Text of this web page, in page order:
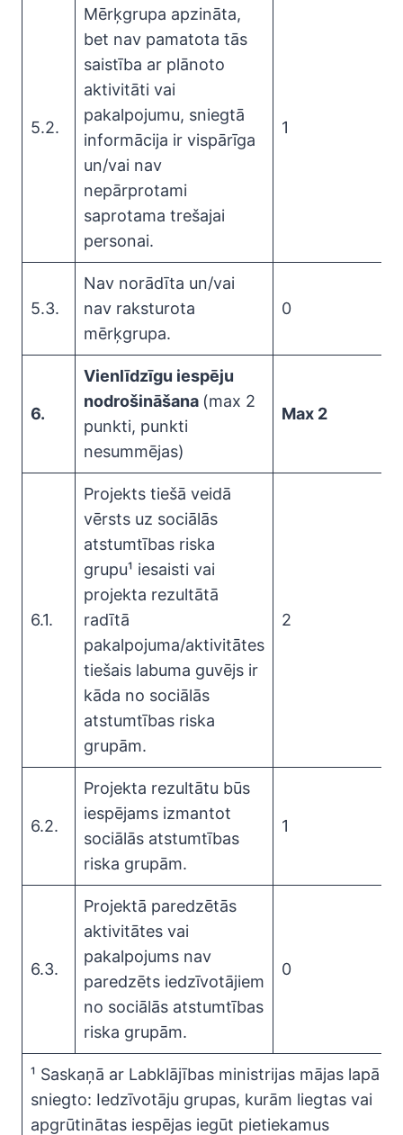
5.2.
Mērķgrupa apzināta,
bet nav pamatota tās
saistība ar plānoto
aktivitāti vai
pakalpojumu, sniegtā
informācija ir vispārīga
un/vai nav
nepārprotami
saprotama trešajai
personai.
1
5.3.
Nav norādīta un/vai
nav raksturota
mērķgrupa.
0
6.
Vienlīdzīgu iespēju
nodrošināšana (max 2
punkti, punkti
nesummējas)
Max 2
6.1.
Projekts tiešā veidā
vērsts uz sociālās
atstumtības riska
grupu¹ iesaisti vai
projekta rezultātā
radītā
pakalpojuma/aktivitātes
tiešais labuma guvējs ir
kāda no sociālās
atstumtības riska
grupām.
2
6.2.
Projekta rezultātu būs
iespējams izmantot
sociālās atstumtības
riska grupām.
1
6.3.
Projektā paredzētās
aktivitātes vai
pakalpojums nav
paredzēts iedzīvotājiem
no sociālās atstumtības
riska grupām.
0
¹ Saskaņā ar Labklājības ministrijas mājas lapā
sniegto: Iedzīvotāju grupas, kurām liegtas vai
apgrūtinātas iespējas iegūt pietiekamus